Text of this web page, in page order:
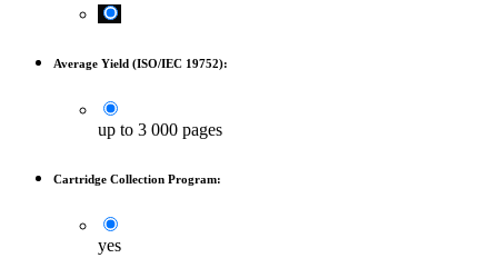
Average Yield (ISO/IEC 19752):
up to 3 000 pages
Cartridge Collection Program:
yes